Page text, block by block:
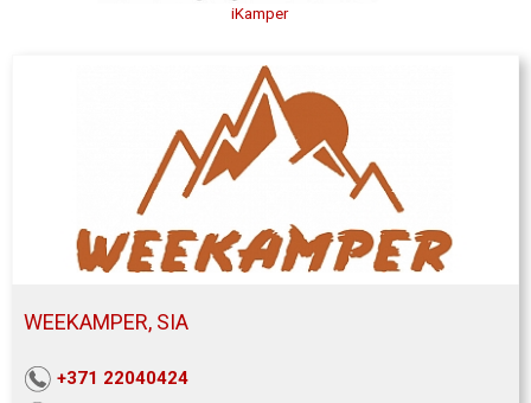
iKamper
WEEKAMPER, SIA
+371 22040424